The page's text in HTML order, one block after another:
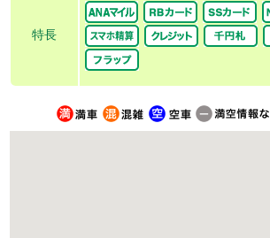
特長